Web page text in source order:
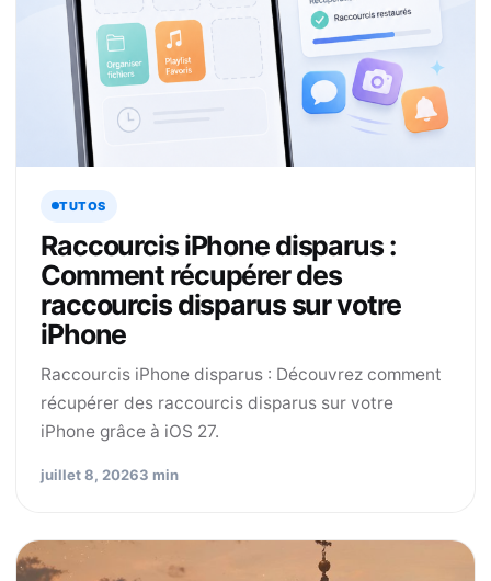
TUTOS
Raccourcis iPhone disparus :
Comment récupérer des
raccourcis disparus sur votre
iPhone
Raccourcis iPhone disparus : Découvrez comment
récupérer des raccourcis disparus sur votre
iPhone grâce à iOS 27.
juillet 8, 20263 min